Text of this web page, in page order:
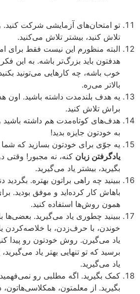
تو امتحان‌های آزمایشی شرکت
تلاش کنید، بیشتر تلاش می‌کنید.
البته منظورم این نیست فقط برای
هدفتون باید بزرگ‌تر باشه. به این فکر
خوب باشه، چه کارهایی می‌تونید
بالاتر می‌ره.
یه هدف بلندمدت داشته باشید. اون
براش تلاش کنید.
هدف‌های کوتاه‌مدت هم داشته باشید
به خودتون جایزه بدید!
یه جوّی برای خودتون بسازید که شما
یادگرفتن زبان کنه، نه مجبور! وقتی
بگیرید، بیشتر یاد می‌گیرید.
ببینید چه راهی براتون بهتره.
باهاش کار کرده‌اید و موفق بودید.
همون روش‌ها استفاده کنید.
ببینید چطوری یاد می‌گیرید. بعضی‌ها
خوندن، با حرف‌زدن، با خلاصه‌کردن
یاد می‌گیرن. روش خودتون رو پیدا
برسید که تو تنهایی بهتر یاد
یاد می‌گیرید.
کمک بگیرید. اگه مطلبی رو
بگیرید. از معلمتون، همکلاسی‌هاتون،